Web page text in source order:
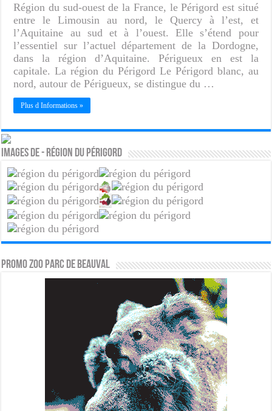
Région du sud-ouest de la France, le Périgord est situé
entre le Limousin au nord, le Quercy à l’est, et
l’Aquitaine au sud et à l’ouest. Elle s’étend pour
l’essentiel sur l’actuel département de la Dordogne,
dans la région d’Aquitaine. Périgueux en est la
capitale. La région du Périgord Le Périgord blanc, au
nord, autour de Périgueux, se distingue du …
Plus d Informations »
Images de - Région du Périgord
PROMO ZOO PARC DE BEAUVAL